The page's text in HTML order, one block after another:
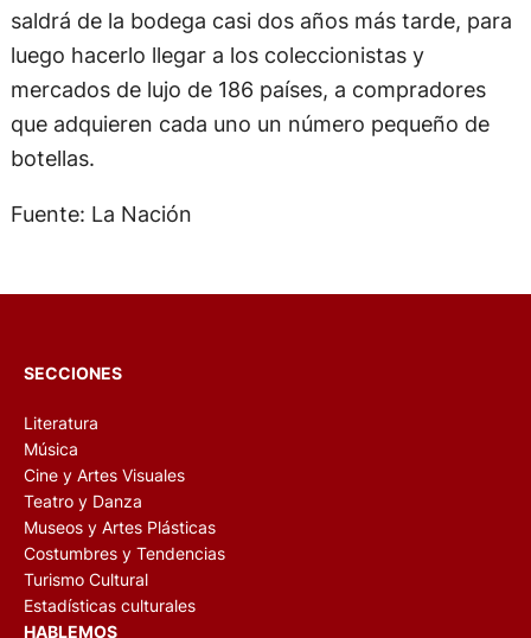
saldrá de la bodega casi dos años más tarde, para
luego hacerlo llegar a los coleccionistas y
mercados de lujo de 186 países, a compradores
que adquieren cada uno un número pequeño de
botellas.
Fuente: La Nación
SECCIONES
Literatura
Música
Cine y Artes Visuales
Teatro y Danza
Museos y Artes Plásticas
Costumbres y Tendencias
Turismo Cultural
Estadísticas culturales
HABLEMOS